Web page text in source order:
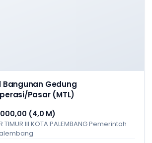
Bangunan Gedung
Pasar (MTL)
(4,0 M)
TIMUR III KOTA PALEMBANG Pemerintah